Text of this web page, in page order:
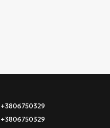
+3806750329
+3806750329